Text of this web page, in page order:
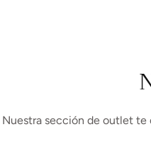
Nuestra sección de outlet te